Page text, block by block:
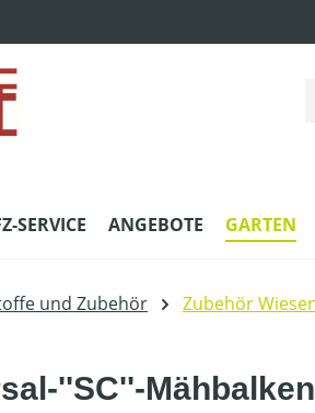
SERVICE ANGEBOTE GARTEN
und Zubehör Zubehör
''SC''-